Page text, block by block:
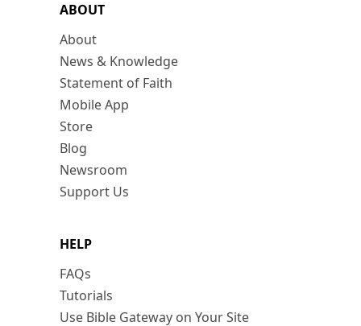
ABOUT
About
News & Knowledge
Statement of Faith
Mobile App
Store
Blog
Newsroom
Support Us
HELP
FAQs
Tutorials
Use Bible Gateway on Your Site